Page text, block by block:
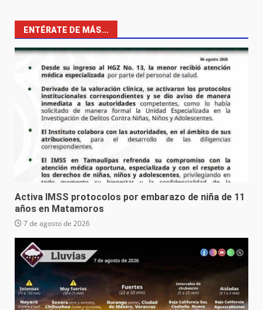
ENTÉRATE DE MÁS...
Activa IMSS protocolos por embarazo de niña de 11
años en Matamoros
7 de agosto de 2026